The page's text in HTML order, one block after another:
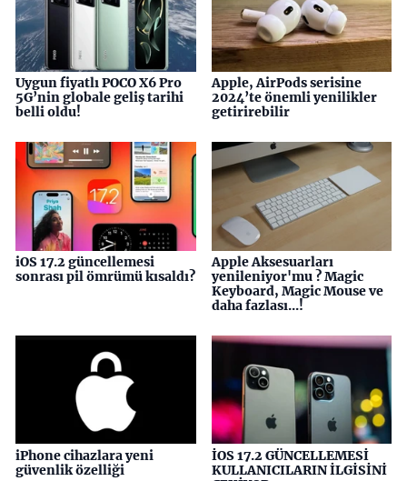
Uygun fiyatlı POCO X6 Pro
5G’nin globale geliş tarihi
belli oldu!
Apple, AirPods serisine
2024’te önemli yenilikler
getirirebilir
iOS 17.2 güncellemesi
sonrası pil ömrümü kısaldı?
Apple Aksesuarları
yenileniyor'mu ? Magic
Keyboard, Magic Mouse ve
daha fazlası...!
iPhone cihazlara yeni
güvenlik özelliği
İOS 17.2 GÜNCELLEMESİ
KULLANICILARIN İLGİSİNİ